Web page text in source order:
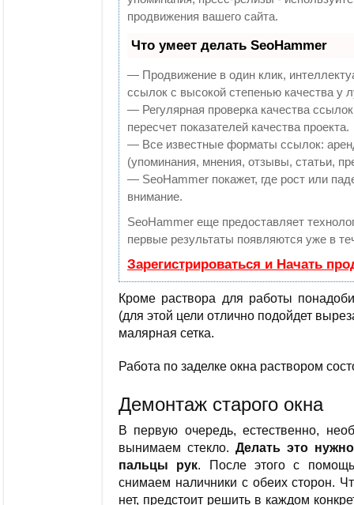
продвижения вашего сайта.
Что умеет делать SeoHammer
— Продвижение в один клик,
ссылок с высокой степенью качества у
— Регулярная проверка качества
пересчет показателей качества проекта.
— Все известные форматы ссылок:
(упоминания, мнения, отзывы, статьи,
— SeoHammer покажет, где рост или
внимание.
SeoHammer еще предоставляет
первые результаты появляются уже в
Зарегистрироваться и Начать
Кроме раствора для работы
(для этой цели отлично подойдет
малярная сетка.
Работа по заделке окна раствором
Демонтаж старого окна
В первую очередь, естественно,
вынимаем стекло. Делать это
пальцы рук. После этого с
снимаем наличники с обеих сторон.
нет, предстоит решить в каждом